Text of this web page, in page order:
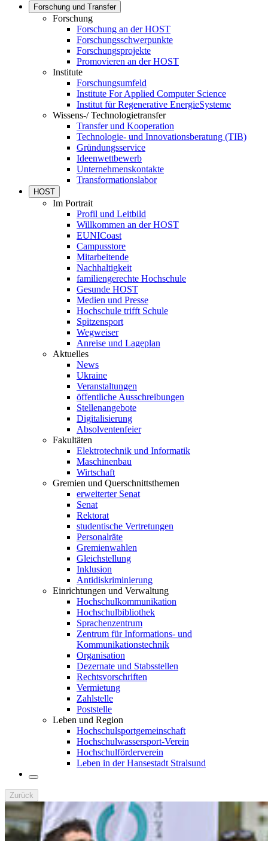
Forschung und Transfer
Forschung
Forschung an der HOST
Forschungsschwerpunkte
Forschungsprojekte
Promovieren an der HOST
Institute
Forschungsumfeld
Institute For Applied Computer Science
Institut für Regenerative EnergieSysteme
Wissens-/ Technologietransfer
Transfer und Kooperation
Technologie- und Innovationsberatung (TIB)
Gründungsservice
Ideenwettbewerb
Unternehmenskontakte
Transformationslabor
HOST
Im Portrait
Profil und Leitbild
Willkommen an der HOST
EUNICoast
Campusstore
Mitarbeitende
Nachhaltigkeit
familiengerechte Hochschule
Gesunde HOST
Medien und Presse
Hochschule trifft Schule
Spitzensport
Wegweiser
Anreise und Lageplan
Aktuelles
News
Ukraine
Veranstaltungen
öffentliche Ausschreibungen
Stellenangebote
Digitalisierung
Absolventenfeier
Fakultäten
Elektrotechnik und Informatik
Maschinenbau
Wirtschaft
Gremien und Querschnittsthemen
erweiterter Senat
Senat
Rektorat
studentische Vertretungen
Personalräte
Gremienwahlen
Gleichstellung
Inklusion
Antidiskriminierung
Einrichtungen und Verwaltung
Hochschulkommunikation
Hochschulbibliothek
Sprachenzentrum
Zentrum für Informations- und
Kommunikationstechnik
Organisation
Dezernate und Stabsstellen
Rechtsvorschriften
Vermietung
Zahlstelle
Poststelle
Leben und Region
Hochschulsportgemeinschaft
Hochschulwassersport-Verein
Hochschulförderverein
Leben in der Hansestadt Stralsund
Zurück